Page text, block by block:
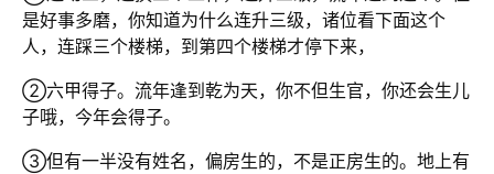
是好事多磨，你知道为什么连升三级，诸位看下面这个
人，连踩三个楼梯，到第四个楼梯才停下来，
②六甲得子。流年逢到乾为天，你不但生官，你还会生儿
子哦，今年会得子。
③但有一半没有姓名，偏房生的，不是正房生的。地上有